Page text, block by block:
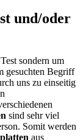
und/oder
sondern um
gesuchten Begriff
uns zu einseitig
sind sehr viel
Somit werden
aus